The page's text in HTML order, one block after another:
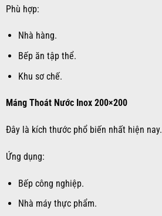
Phù hợp:
Nhà hàng.
Bếp ăn tập thể.
Khu sơ chế.
Máng Thoát Nước Inox 200×200
Đây là kích thước phổ biến nhất hiện nay.
Ứng dụng:
Bếp công nghiệp.
Nhà máy thực phẩm.